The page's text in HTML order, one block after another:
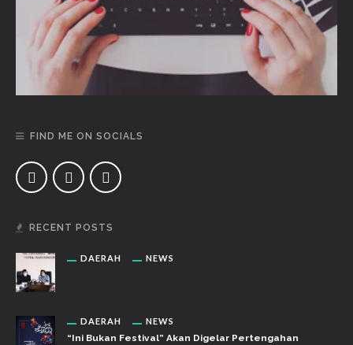
FIND ME ON SOCIALS
RECENT POSTS
DAERAH NEWS
DAERAH NEWS
“Ini Bukan Festival” Akan Digelar Pertengahan